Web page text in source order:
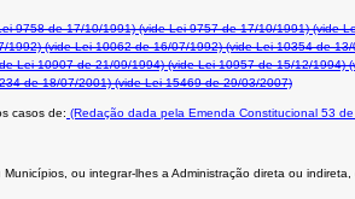
9758 de 17/10/1991)(vide Lei 9757 de 17/10/1991)(vide
1992)(vide Lei 10062 de 16/07/1992)(vide Lei 10354 de 13/
Lei 10907 de 21/09/1994)(vide Lei 10957 de 15/12/1994)
de 18/07/2001)(vide Lei 15469 de 29/03/2007)
casos de: (Redação dada pela Emenda Constitucional 53
ou integrar-lhes a Administração direta ou